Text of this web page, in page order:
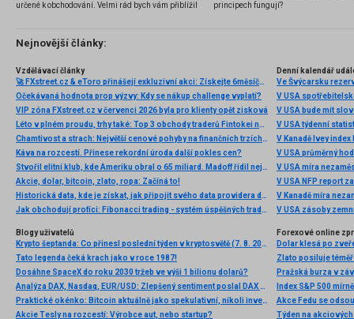
určené k obchodování. Velmi rád bych vám přiblížil
několik příkladů nejznámějších z nich.
principech fungují?
Nejnovější články:
Vzdělávací články
🚀 FXstreet.cz & eToro přinášejí exkluzivní akci: Získejte 6měsíční členství ve VIP zóně ZDARMA
Očekávaná hodnota prop výzvy: Kdy se nákup challenge vyplatí?
VIP zóna FXstreet.cz v červenci 2026 byla pro klienty opět zisková
Léto v plném proudu, trhy také: Top 3 obchody traderů Fintokei na indexech a zlatě
Chamtivost a strach: Největší cenové pohyby na finančních trzích (červenec 2026)
Káva na rozcestí. Přinese rekordní úroda další pokles cen?
Stvořil elitní klub, kde Ameriku obral o 65 miliard. Madoff řídil největší Ponzi dějin
Akcie, dolar, bitcoin, zlato, ropa: Začíná to!
Historická data, kde je získat, jak připojit svého data providera do MultiCharts a proč je budeme potřebovat? (4. díl)
Jak obchodují profíci: Fibonacci trading - systém úspěšných traderů
Denní kalendář
Ve Švýcarsku
V USA
V USA bude mít
V USA týdenní
V Kanadě Ivey index
V USA průměrný
V USA míra
V USA NFP report
V Kanadě míra
V USA zásoby
Blogy uživatelů
Krypto šeptanda: Co přinesl poslední týden v kryptosvětě (7. 8. 2026)
Tato legenda čeká krach jako v roce 1987!
Dosáhne SpaceX do roku 2030 tržeb ve výši 1 bilionu dolarů?
Analýza DAX, Nasdaq, EUR/USD: Zlepšený sentiment poslal DAX na nová maxima
Praktické okénko: Bitcoin aktuálně jako spekulativní, nikoli investiční aktivum
Akcie Tesly na rozcestí: Výrobce aut, nebo startup?
Forexové online
Dolar klesá po
Zlato posiluje téměř
Pražská burza v
Index S&P 500